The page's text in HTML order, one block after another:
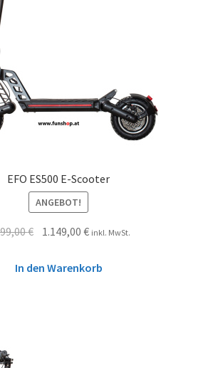
EFO ES500 E-Scooter
ANGEBOT!
€ 1.149,00€ inkl. MwSt.
In den Warenkorb